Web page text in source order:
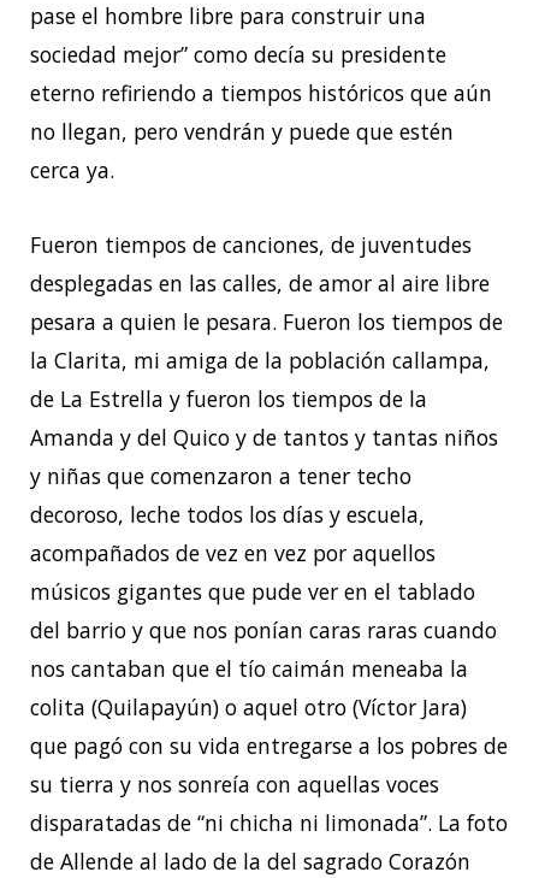
pase el hombre libre para construir una
sociedad mejor” como decía su presidente
eterno refiriendo a tiempos históricos que aún
no llegan, pero vendrán y puede que estén
cerca ya.
Fueron tiempos de canciones, de juventudes
desplegadas en las calles, de amor al aire libre
pesara a quien le pesara. Fueron los tiempos de
la Clarita, mi amiga de la población callampa,
de La Estrella y fueron los tiempos de la
Amanda y del Quico y de tantos y tantas niños
y niñas que comenzaron a tener techo
decoroso, leche todos los días y escuela,
acompañados de vez en vez por aquellos
músicos gigantes que pude ver en el tablado
del barrio y que nos ponían caras raras cuando
nos cantaban que el tío caimán meneaba la
colita (Quilapayún) o aquel otro (Víctor Jara)
que pagó con su vida entregarse a los pobres de
su tierra y nos sonreía con aquellas voces
disparatadas de “ni chicha ni limonada”. La foto
de Allende al lado de la del sagrado Corazón